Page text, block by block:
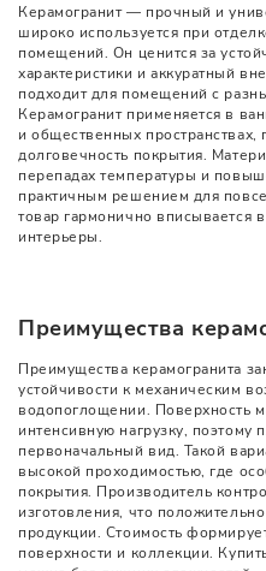
Керамогранит — прочный и
широко используется при
помещений. Он ценится за
характеристики и аккуратный
подходит для помещений с
Керамогранит применяется в
и общественных
долговечность покрытия.
перепадах температуры и
практичным решением для
товар гармонично вписывается
интерьеры.
Преимущества
Преимущества керамогранита
устойчивости к механическим
водопоглощении. Поверхность
интенсивную нагрузку, поэтому
первоначальный вид. Такой
высокой проходимостью, где
покрытия. Производитель
изготовления, что
продукции. Стоимость
поверхности и коллекции.